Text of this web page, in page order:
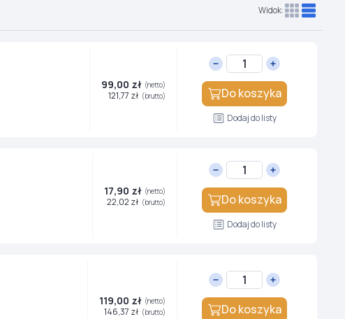
Widok:
99,00 zł (netto)
121,77 zł (brutto) Do koszyka
Dodaj do listy
17,90 zł (netto)
22,02 zł (brutto) Do koszyka
Dodaj do listy
119,00 zł (netto)
146,37 zł (brutto) Do koszyka